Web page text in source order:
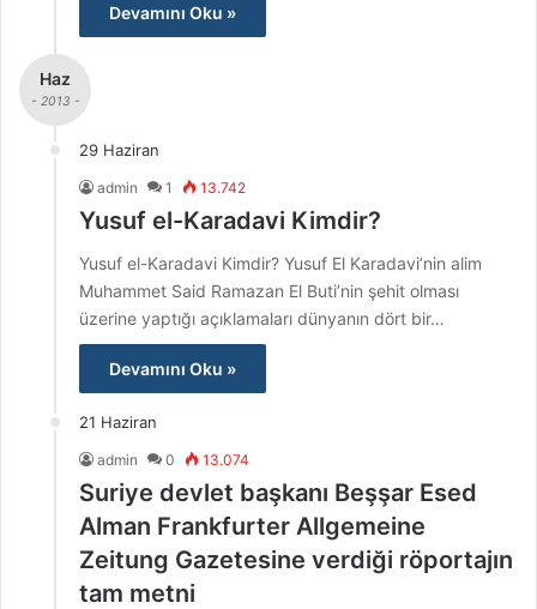
Devamını Oku »
Haz
- 2013 -
29 Haziran
admin 1 13.742
Yusuf el-Karadavi Kimdir?
Yusuf el-Karadavi Kimdir? Yusuf El Karadavi’nin alim
Muhammet Said Ramazan El Buti’nin şehit olması
üzerine yaptığı açıklamaları dünyanın dört bir…
Devamını Oku »
21 Haziran
admin 0 13.074
Suriye devlet başkanı Beşşar Esed
Alman Frankfurter Allgemeine
Zeitung Gazetesine verdiği röportajın
tam metni